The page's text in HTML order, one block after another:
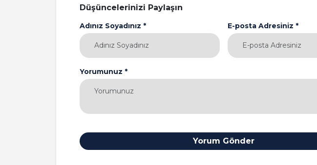
Düşüncelerinizi Paylaşın
Adınız Soyadınız * E-posta Adresiniz *
Yorumunuz *
Yorum Gönder